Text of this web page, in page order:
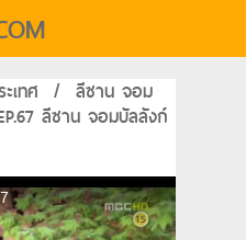
เทศ / ลีซาน จอม
ลีซาน จอมบัลลังก์